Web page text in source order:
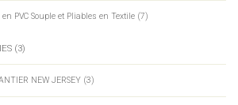
PVC Souple et Pliables en Textile (7)
(3)
NEW JERSEY (3)